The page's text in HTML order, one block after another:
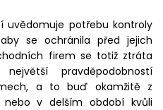
uvědomuje potřebu kontroly
se ochránila před jejich
firem se totiž ztráta
pravděpodobností
a to buď okamžitě z
nebo v delším období kvůli